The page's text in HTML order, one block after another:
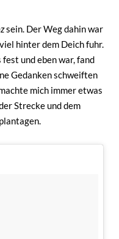
sein. Der Weg dahin war
hinter dem Deich fuhr.
und eben war, fand
Gedanken schweiften
mich immer etwas
Strecke und dem